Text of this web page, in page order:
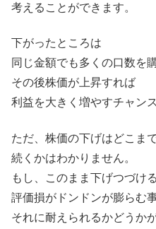
考えることができます。
下がったところは
同じ金額でも多くの口数を
その後株価が上昇すれば
利益を大きく増やすチャン
ただ、株価の下げはどこま
続くかはわかりません。
もし、このまま下げつづけ
評価損がドンドンが膨らむ
それに耐えられるかどうか